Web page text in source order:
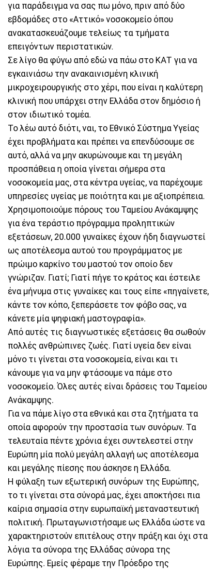
για παράδειγμα να σας πω μόνο, πριν από δύο
εβδομάδες στο «Αττικό» νοσοκομείο όπου
ανακατασκευάζουμε τελείως τα τμήματα
επειγόντων περιστατικών.
Σε λίγο θα φύγω από εδώ να πάω στο ΚΑΤ για να
εγκαινιάσω την ανακαινισμένη κλινική
μικροχειρουργικής στο χέρι, που είναι η καλύτερη
κλινική που υπάρχει στην Ελλάδα στον δημόσιο ή
στον ιδιωτικό τομέα.
Το λέω αυτό διότι, ναι, το Εθνικό Σύστημα Υγείας
έχει προβλήματα και πρέπει να επενδύσουμε σε
αυτό, αλλά να μην ακυρώνουμε και τη μεγάλη
προσπάθεια η οποία γίνεται σήμερα στα
νοσοκομεία μας, στα κέντρα υγείας, να παρέχουμε
υπηρεσίες υγείας με ποιότητα και με αξιοπρέπεια.
Χρησιμοποιούμε πόρους του Ταμείου Ανάκαμψης
για ένα τεράστιο πρόγραμμα προληπτικών
εξετάσεων, 20.000 γυναίκες έχουν ήδη διαγνωστεί
ως αποτέλεσμα αυτού του προγράμματος με
πρώιμο καρκίνο του μαστού τον οποίο δεν
γνώριζαν. Γιατί; Γιατί πήγε το κράτος και έστειλε
ένα μήνυμα στις γυναίκες και τους είπε «πηγαίνετε,
κάντε τον κόπο, ξεπεράσετε τον φόβο σας, να
κάνετε μία ψηφιακή μαστογραφία».
Από αυτές τις διαγνωστικές εξετάσεις θα σωθούν
πολλές ανθρώπινες ζωές. Γιατί υγεία δεν είναι
μόνο τι γίνεται στα νοσοκομεία, είναι και τι
κάνουμε για να μην φτάσουμε να πάμε στο
νοσοκομείο. Όλες αυτές είναι δράσεις του Ταμείου
Ανάκαμψης.
Για να πάμε λίγο στα εθνικά και στα ζητήματα τα
οποία αφορούν την προστασία των συνόρων. Τα
τελευταία πέντε χρόνια έχει συντελεστεί στην
Ευρώπη μία πολύ μεγάλη αλλαγή ως αποτέλεσμα
και μεγάλης πίεσης που άσκησε η Ελλάδα.
Η φύλαξη των εξωτερική συνόρων της Ευρώπης,
το τι γίνεται στα σύνορά μας, έχει αποκτήσει πια
καίρια σημασία στην ευρωπαϊκή μεταναστευτική
πολιτική. Πρωταγωνιστήσαμε ως Ελλάδα ώστε να
χαρακτηριστούν επιτέλους στην πράξη και όχι στα
λόγια τα σύνορα της Ελλάδας σύνορα της
Ευρώπης. Εμείς φέραμε την Πρόεδρο της